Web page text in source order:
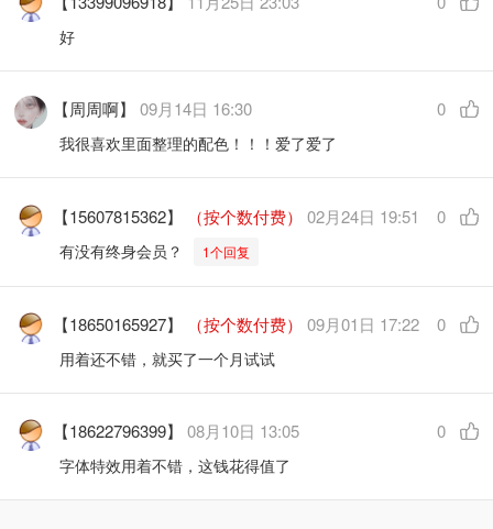
好
【周周啊】09月14日 16:30 0
我很喜欢里面整理的配色！！！爱了爱了
【15607815362】 （按个数付费） 02月24日 19:51 0
有没有终身会员？ 1个回复
【18650165927】 （按个数付费） 09月01日 17:22 0
用着还不错，就买了一个月试试
【18622796399】08月10日 13:05 0
字体特效用着不错，这钱花得值了